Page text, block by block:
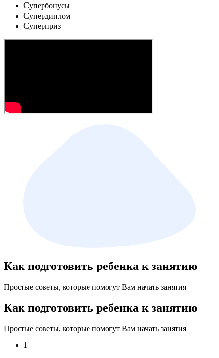
Cупербонусы
Cупердиплом
Cуперприз
Как подготовить ребенка к занятию
Простые советы, которые помогут Вам начать занятия
Как подготовить ребенка к занятию
Простые советы, которые помогут Вам начать занятия
1